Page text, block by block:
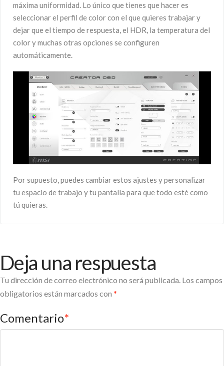
máxima uniformidad. Lo único que tienes que hacer es
seleccionar el perfil de color con el que quieres trabajar y
dejar que el tiempo de respuesta, el HDR, la temperatura del
color y muchas otras opciones se configuren
automáticamente.
Por supuesto, puedes cambiar estos ajustes y personalizar
tu espacio de trabajo y tu pantalla para que todo esté como
tú quieras.
Deja una respuesta
Tu dirección de correo electrónico no será publicada. Los campos
obligatorios están marcados con *
Comentario*